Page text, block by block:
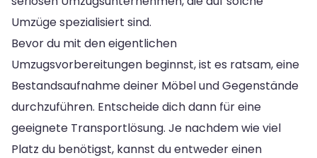
Umzüge spezialisiert sind.
Bevor du mit den eigentlichen
Umzugsvorbereitungen beginnst, ist es ratsam, eine
Bestandsaufnahme deiner Möbel und Gegenstände
durchzuführen. Entscheide dich dann für eine
geeignete Transportlösung. Je nachdem wie viel
Platz du benötigst, kannst du entweder einen